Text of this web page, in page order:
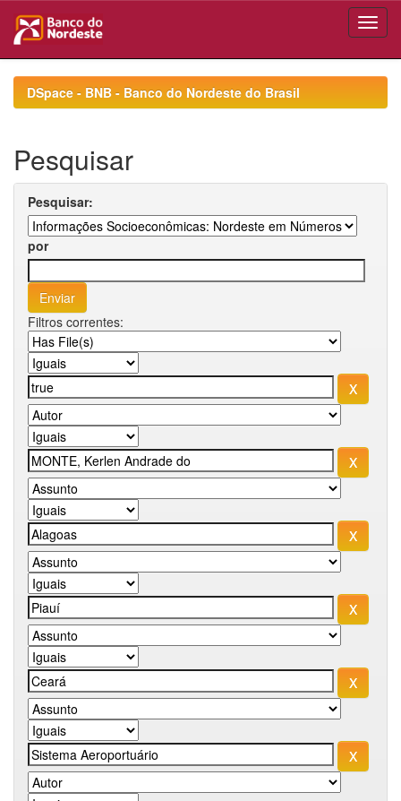
navigationDSpace - BNB - Banco do Nordeste do Brasil
Pesquisar
Pesquisar:
por
Filtros correntes: